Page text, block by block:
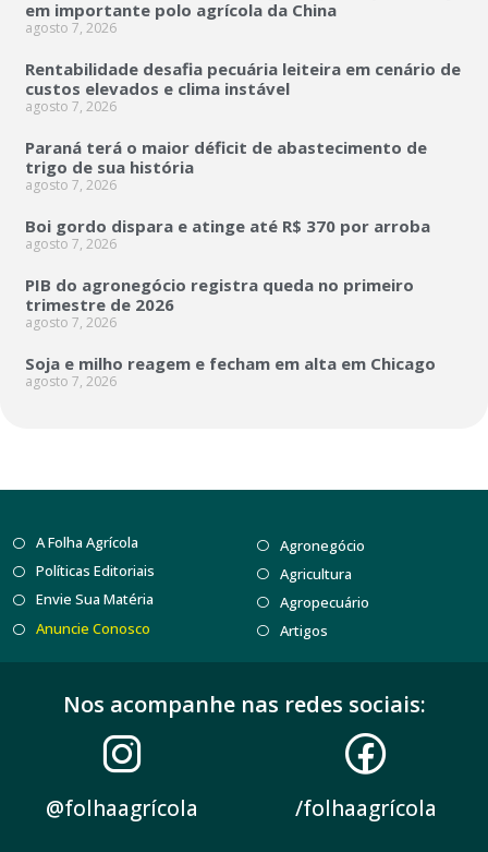
em importante polo agrícola da China
agosto 7, 2026
Rentabilidade desafia pecuária leiteira em cenário de
custos elevados e clima instável
agosto 7, 2026
Paraná terá o maior déficit de abastecimento de
trigo de sua história
agosto 7, 2026
Boi gordo dispara e atinge até R$ 370 por arroba
agosto 7, 2026
PIB do agronegócio registra queda no primeiro
trimestre de 2026
agosto 7, 2026
Soja e milho reagem e fecham em alta em Chicago
agosto 7, 2026
A Folha Agrícola
Políticas Editoriais
Envie Sua Matéria
Anuncie Conosco
Agronegócio
Agricultura
Agropecuário
Artigos
Nos acompanhe nas redes sociais:
@folhaagrícola /folhaagrícola